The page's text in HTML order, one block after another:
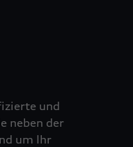
und
neben der
um Ihr